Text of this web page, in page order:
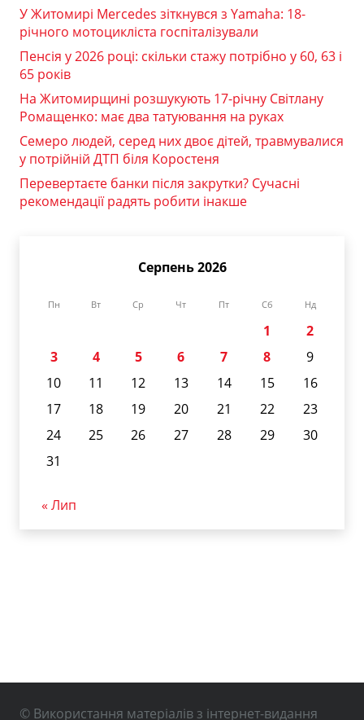
У Житомирі Mercedes зіткнувся з Yamaha: 18-
річного мотоцикліста госпіталізували
Пенсія у 2026 році: скільки стажу потрібно у 60, 63 і
65 років
На Житомирщині розшукують 17-річну Світлану
Ромащенко: має два татуювання на руках
Семеро людей, серед них двоє дітей, травмувалися
у потрійній ДТП біля Коростеня
Перевертаєте банки після закрутки? Сучасні
рекомендації радять робити інакше
Серпень 2026
Пн Вт Ср Чт Пт Сб Нд
1
2
3
4 5 6 7 8
9
10
11 12 13 14 15
16
17
18 19 20 21 22
23
24
25 26 27 28 29
30
31
« Лип
© Використання матеріалів з інтернет-видання